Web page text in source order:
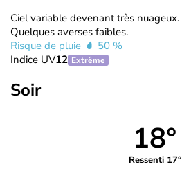
Ciel variable devenant très nuageux.
Quelques averses faibles.
Risque de pluie
50 %
Indice UV12 Extrême
Soir
18°
Ressenti 17°